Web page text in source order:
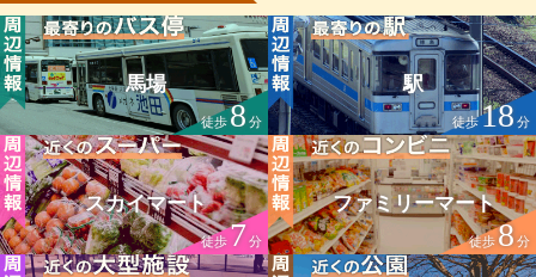
馬場
徒歩8分
駅
徒歩18 分
スカイマート
徒歩7分
ファミリーマート
徒歩8分